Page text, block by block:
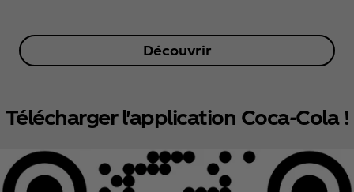
Découvrir
Télécharger l'application Coca‑Cola !